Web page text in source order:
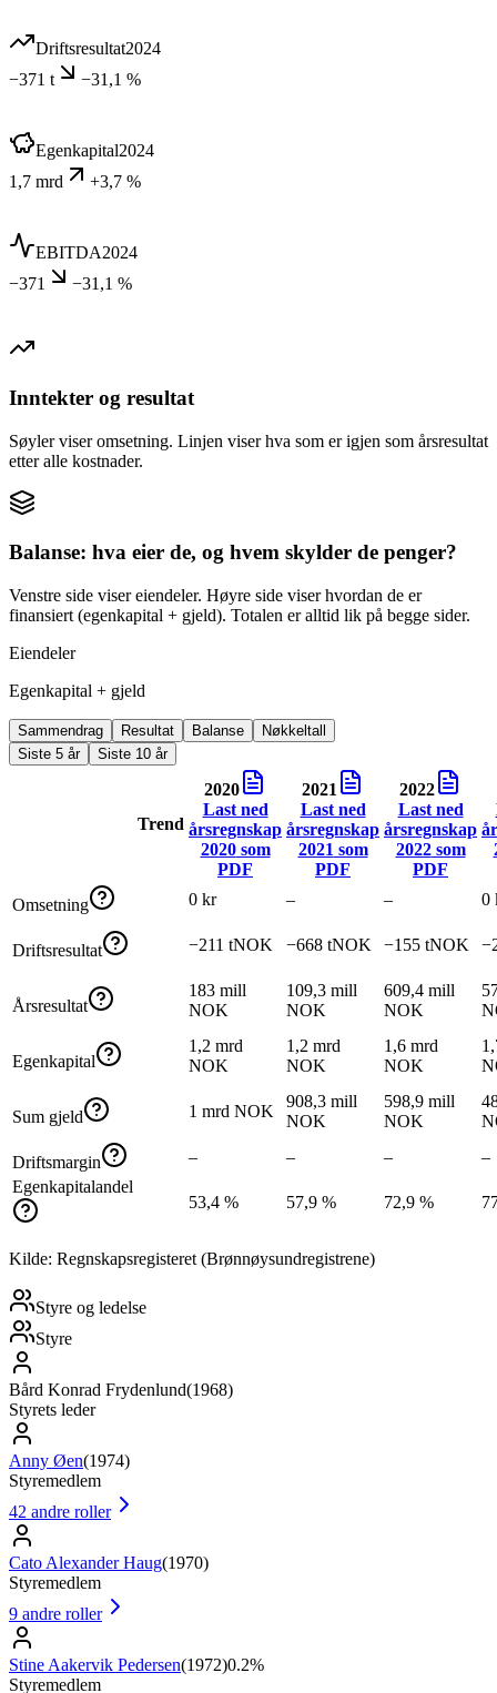
Driftsresultat2024
−371 t
−31,1 %
Egenkapital2024
1,7 mrd
+3,7 %
EBITDA2024
−371
−31,1 %
Inntekter og resultat
Søyler viser omsetning. Linjen viser hva som er igjen som årsresultat
etter alle kostnader.
Balanse: hva eier de, og hvem skylder de penger?
Venstre side viser eiendeler. Høyre side viser hvordan de er
finansiert (egenkapital + gjeld). Totalen er alltid lik på begge sider.
Eiendeler
Egenkapital + gjeld
Sammendrag Resultat Balanse
Nøkkeltall
Siste 5 år
Siste 10 år
Trend
2020
Last ned
årsregnskap
2020som
PDF
2021
Last ned
årsregnskap
2021 som
PDF
2022
Last ned
årsregnskap
2022som
PDF
Omsetning 0 kr – – 0
Driftsresultat −211 tNOK −668 tNOK −155 tNOK
Årsresultat
183 mill
NOK
109,3 mill
NOK
609,4 mill
NOK
Egenkapital
1,2 mrd
NOK
1,2 mrd
NOK
1,6 mrd
NOK
Sum gjeld 1 mrd NOK
908,3 mill
NOK
598,9 mill
NOK
Driftsmargin – – –
–
Egenkapitalandel
53,4 %
57,9 % 72,9 %
Kilde: Regnskapsregisteret (Brønnøysundregistrene)
Styre og ledelse
Styre
Bård Konrad Frydenlund(1968)
Styrets leder
Anny Øen(1974)
Styremedlem
42 andre roller
Cato Alexander Haug(1970)
Styremedlem
9 andre roller
Stine Aakervik Pedersen(1972)0.2%
Styremedlem